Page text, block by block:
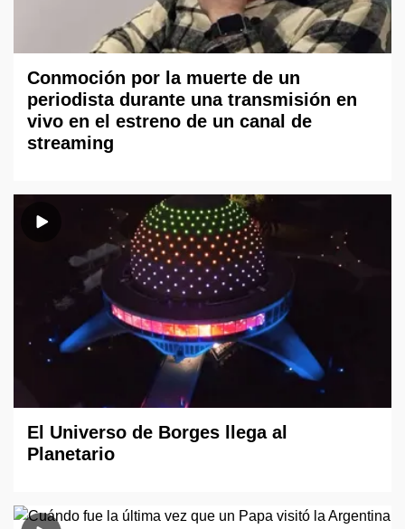
Conmoción por la muerte de un
periodista durante una transmisión en
vivo en el estreno de un canal de
streaming
El Universo de Borges llega al
Planetario